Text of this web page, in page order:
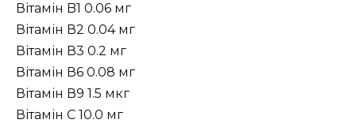
Вітамін B1 0.06 мг
Вітамін В2 0.04 мг
Вітамін В3 0.2 мг
Вітамін В6 0.08 мг
Вітамін В9 1.5 мкг
Вітамін C 10.0 мг